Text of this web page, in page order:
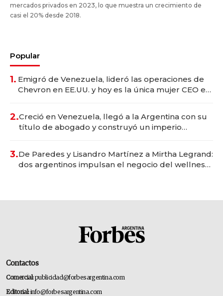
mercados privados en 2023, lo que muestra un crecimiento de
casi el 20% desde 2018.
Popular
1. Emigró de Venezuela, lideró las operaciones de
Chevron en EE.UU. y hoy es la única mujer CEO en
2.Creció en Venezuela, llegó a la Argentina con su
título de abogado y construyó un imperio
3.De Paredes y Lisandro Martínez a Mirtha Legrand:
dos argentinos impulsan el negocio del wellness
Contactos
Comercial:publicidad@forbesargentina.com
Editorial:info@forbesargentina.com